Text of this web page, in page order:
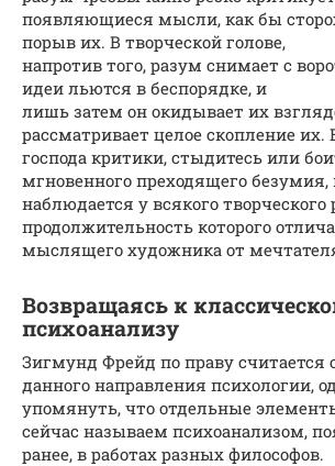
появляющиеся мысли, как бы
порыв их. В творческой голове,
напротив того, разум снимает с
идеи льются в беспорядке, и
лишь затем он окидывает их
рассматривает целое скопление их.
господа критики, стыдитесь или
мгновенного преходящего безумия,
наблюдается у всякого творческого
продолжительность которого
мыслящего художника от
Возвращаясь к
психоанализу
Зигмунд Фрейд по праву считается
данного направления психологии,
упомянуть, что отдельные
сейчас называем психоанализом,
ранее, в работах разных философов.